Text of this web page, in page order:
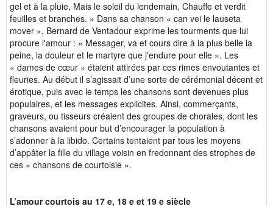
gel et à la pluie, Mais le soleil du lendemain, Chauffe et verdit
feuilles et branches. » Dans sa chanson « can vei le lauseta
mover », Bernard de Ventadour exprime les tourments que lui
procure l'amour : « Messager, va et cours dire à la plus belle la
peine, la douleur et le martyre que j'endure pour elle ». Les
« dames de cœur » étaient attirées par ces rimes envoutantes et
fleuries. Au début il s’agissait d’une sorte de cérémonial décent et
érotique, puis avec le temps les chansons sont devenues plus
populaires, et les messages explicites. Ainsi, commerçants,
graveurs, ou tisseurs créaient des groupes de chorales, dont les
chansons avaient pour but d’encourager la population à
s’adonner à la libido. Certains tentaient par tous les moyens
d’appâter la fille du village voisin en fredonnant des strophes de
ces « chansons de courtoisie ».
L’amour courtois au 17 e, 18 e et 19 e siècle